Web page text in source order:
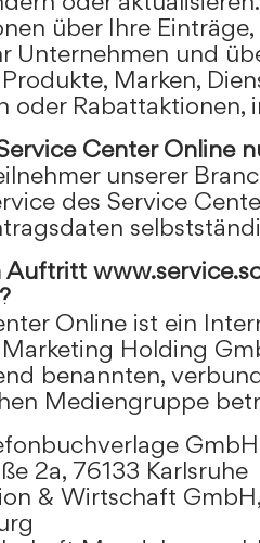
über Ihre
Unternehmen und
Marken,
oder Rabattaktionen,
Center Online
unserer
des Service
Online ist ein
Holding
benannten,
Mediengruppe
GmbH
2a, 76133 Karlsruhe
& Wirtschaft